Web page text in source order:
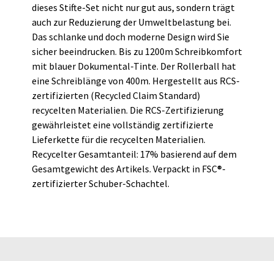
dieses Stifte-Set nicht nur gut aus, sondern trägt
auch zur Reduzierung der Umweltbelastung bei.
Das schlanke und doch moderne Design wird Sie
sicher beeindrucken. Bis zu 1200m Schreibkomfort
mit blauer Dokumental-Tinte. Der Rollerball hat
eine Schreiblänge von 400m. Hergestellt aus RCS-
zertifizierten (Recycled Claim Standard)
recycelten Materialien. Die RCS-Zertifizierung
gewährleistet eine vollständig zertifizierte
Lieferkette für die recycelten Materialien.
Recycelter Gesamtanteil: 17% basierend auf dem
Gesamtgewicht des Artikels. Verpackt in FSC®-
zertifizierter Schuber-Schachtel.